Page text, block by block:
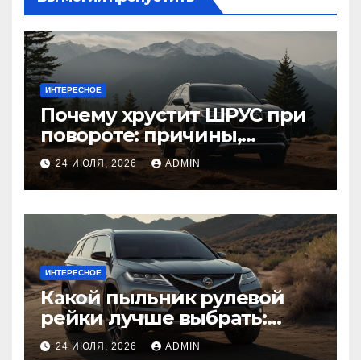
ИНТЕРЕСНОЕ
Почему хрустит ШРУС при
повороте: причины,
диагностика
24 ИЮЛЯ, 2026 ADMIN
ИНТЕРЕСНОЕ
Какой пыльник рулевой
рейки лучше выбрать:
оригинальный или аналог,
24 ИЮЛЯ, 2026 ADMIN